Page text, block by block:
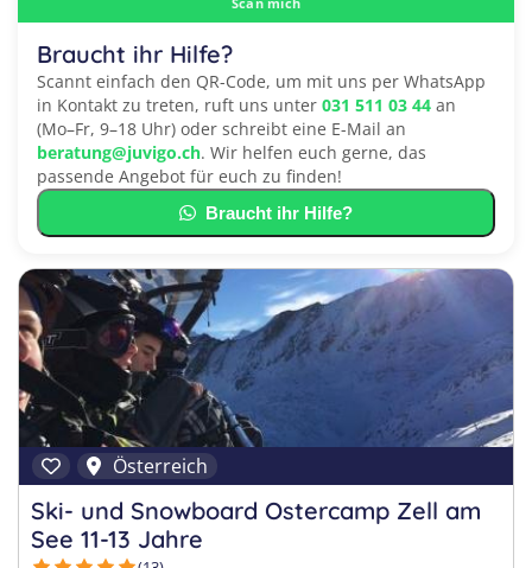
Braucht ihr Hilfe?
Scannt einfach den QR-Code, um mit uns per WhatsApp
in Kontakt zu treten, ruft uns unter 031 511 03 44 an
(Mo–Fr, 9–18 Uhr) oder schreibt eine E-Mail an
beratung@juvigo.ch. Wir helfen euch gerne, das
passende Angebot für euch zu finden!
Braucht ihr Hilfe?
Österreich
Ski- und Snowboard Ostercamp Zell am
See 11-13 Jahre